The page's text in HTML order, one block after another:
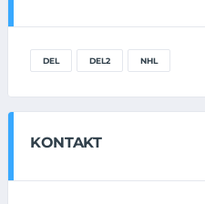
DEL DEL2 NHL
KONTAKT